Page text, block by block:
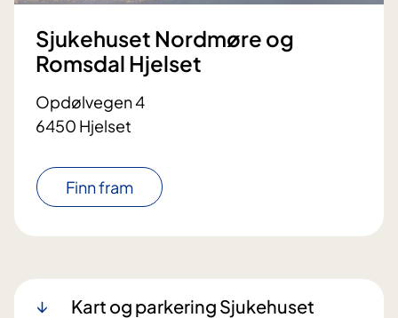
Sjukehuset Nordmøre og
Romsdal Hjelset
Opdølvegen 4
6450 Hjelset
Finn fram
Kart og parkering Sjukehuset